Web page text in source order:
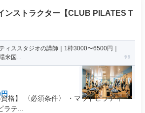
ンストラクター【CLUB PILATES T
ィススタジオの講師｜1枠3000〜6500円｜
米国...
格】 〈必須条件〉 ・マットピラティ
テ...